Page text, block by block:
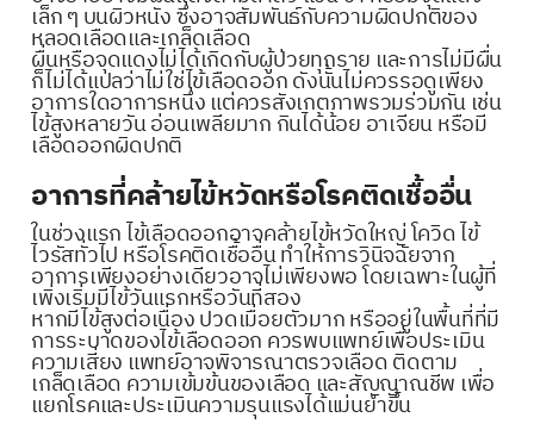
เล็ก ๆ บนผิวหนัง ซึ่งอาจสัมพันธ์กับความผิดปกติของ
หลอดเลือดและเกล็ดเลือด
ผื่นหรือจุดแดงไม่ได้เกิดกับผู้ป่วยทุกราย และการไม่มีผื่น
ก็ไม่ได้แปลว่าไม่ใช่ไข้เลือดออก ดังนั้นไม่ควรรอดูเพียง
อาการใดอาการหนึ่ง แต่ควรสังเกตภาพรวมร่วมกัน เช่น
ไข้สูงหลายวัน อ่อนเพลียมาก กินได้น้อย อาเจียน หรือมี
เลือดออกผิดปกติ
อาการที่คล้ายไข้หวัดหรือโรคติดเชื้ออื่น
ในช่วงแรก ไข้เลือดออกอาจคล้ายไข้หวัดใหญ่ โควิด ไข้
ไวรัสทั่วไป หรือโรคติดเชื้ออื่น ทำให้การวินิจฉัยจาก
อาการเพียงอย่างเดียวอาจไม่เพียงพอ โดยเฉพาะในผู้ที่
เพิ่งเริ่มมีไข้วันแรกหรือวันที่สอง
หากมีไข้สูงต่อเนื่อง ปวดเมื่อยตัวมาก หรืออยู่ในพื้นที่ที่มี
การระบาดของไข้เลือดออก ควรพบแพทย์เพื่อประเมิน
ความเสี่ยง แพทย์อาจพิจารณาตรวจเลือด ติดตาม
เกล็ดเลือด ความเข้มข้นของเลือด และสัญญาณชีพ เพื่อ
แยกโรคและประเมินความรุนแรงได้แม่นยำขึ้น